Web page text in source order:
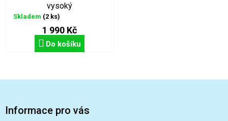
vysoký
Skladem (2 ks)
1 990 Kč
Do košíku
Informace pro vás